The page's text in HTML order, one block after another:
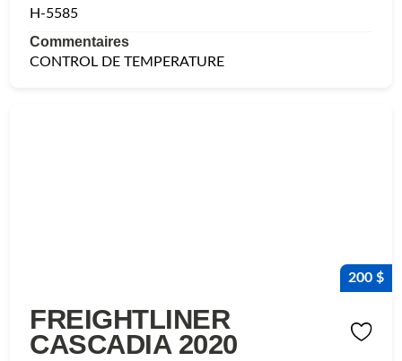
H-5585
Commentaires
CONTROL DE TEMPERATURE
200 $
FREIGHTLINER
CASCADIA 2020